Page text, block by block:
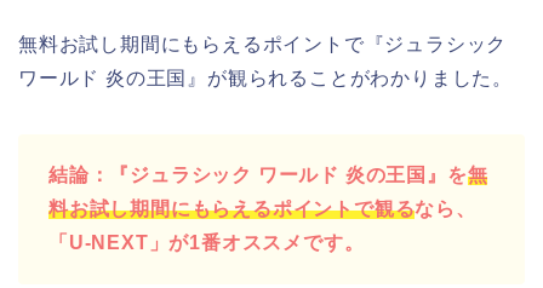
無料お試し期間にもらえるポイントで『ジュラシック
ワールド 炎の王国』が観られることがわかりました。
結論：『ジュラシック ワールド 炎の王国』を無
料お試し期間にもらえるポイントで観るなら、
「U-NEXT」が1番オススメです。